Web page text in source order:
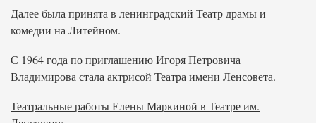
Далее была принята в ленинградский Театр драмы и
комедии на Литейном.
С 1964 года по приглашению Игоря Петровича
Владимирова стала актрисой Театра имени Ленсовета.
Театральные работы Елены Маркиной в Театре им.